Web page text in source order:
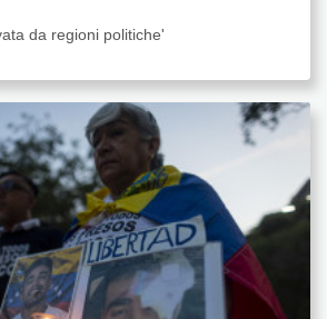
da regioni politiche'